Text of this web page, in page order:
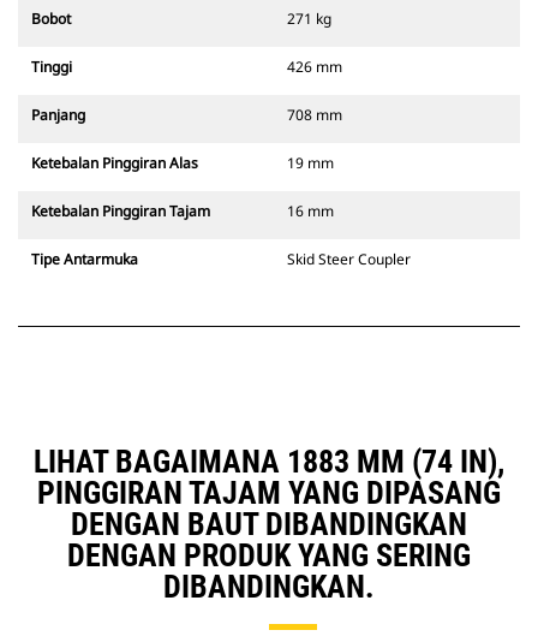
Bobot 271 kg
Tinggi 426 mm
Panjang 708 mm
Ketebalan Pinggiran Alas 19 mm
Ketebalan Pinggiran Tajam 16 mm
Tipe Antarmuka Skid Steer Coupler
LIHAT BAGAIMANA 1883 MM (74 IN),
PINGGIRAN TAJAM YANG DIPASANG
DENGAN BAUT DIBANDINGKAN
DENGAN PRODUK YANG SERING
DIBANDINGKAN.